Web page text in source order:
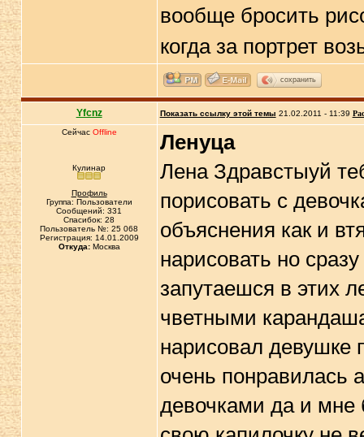
вообще бросить
когда за портрет
сохранить
Yfcnz Показать ссылку этой темы 21.02.2011 - 11:39
Сейчас Offline
Кулинар
Профиль
Группа: Пользователи
Сообщений: 331
Спасибок: 28
Пользователь №: 25 068
Регистрация: 14.01.2009
Откуда:Москва
Ленуца
Лена Здравстыуй
порисовать с
объяснения как и
нарисовать но
запутаешся в этих
чветными
нарисовал девушке
очень понравилась
девочками да и мне